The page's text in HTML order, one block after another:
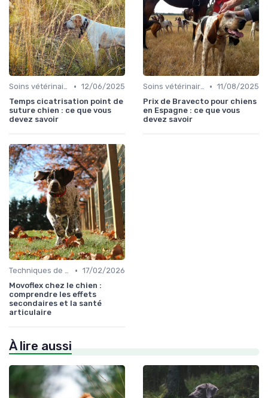
Soins vétérinaires pour chiens de chasse • 12/06/2025
Temps cicatrisation point de
suture chien : ce que vous
devez savoir
Soins vétérinaires pour chiens de chasse • 11/08/2025
Prix de Bravecto pour chiens
en Espagne : ce que vous
devez savoir
Techniques de base • 17/02/2026
Movoflex chez le chien :
comprendre les effets
secondaires et la santé
articulaire
À lire aussi